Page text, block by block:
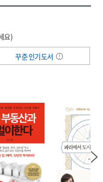
of the Offset
WORLD?
요)
꾸준 인기도서